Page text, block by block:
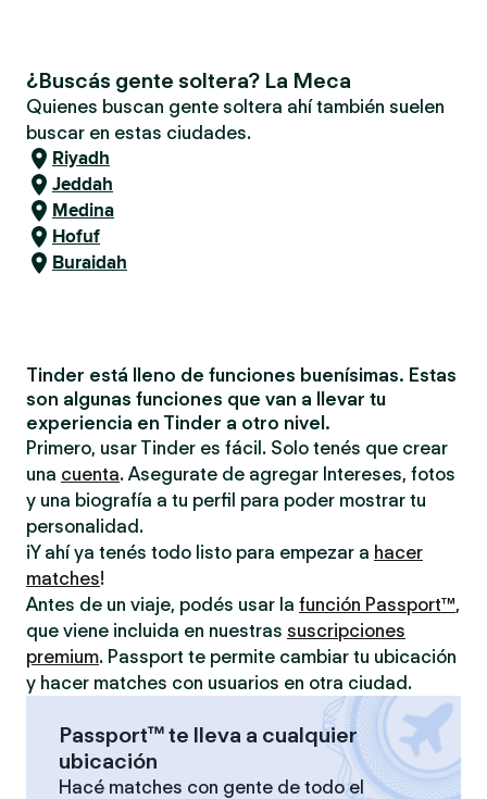
¿Buscás gente soltera? La Meca
Quienes buscan gente soltera ahí también suelen
buscar en estas ciudades.
Riyadh
Jeddah
Medina
Hofuf
Buraidah
Tinder está lleno de funciones buenísimas. Estas
son algunas funciones que van a llevar tu
experiencia en Tinder a otro nivel.
Primero, usar Tinder es fácil. Solo tenés que crear
una cuenta. Asegurate de agregar Intereses, fotos
y una biografía a tu perfil para poder mostrar tu
personalidad.
¡Y ahí ya tenés todo listo para empezar a hacer
matches!
Antes de un viaje, podés usar la función Passport™,
que viene incluida en nuestras suscripciones
premium. Passport te permite cambiar tu ubicación
y hacer matches con usuarios en otra ciudad.
Passport™ te lleva a cualquier
ubicación
Hacé matches con gente de todo el